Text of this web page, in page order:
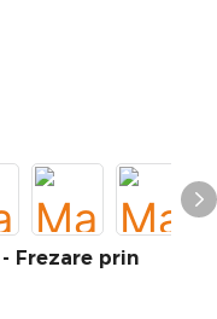
Frezare prin